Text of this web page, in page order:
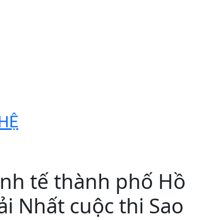
tế thành phố Hồ
Nhất cuộc thi Sao